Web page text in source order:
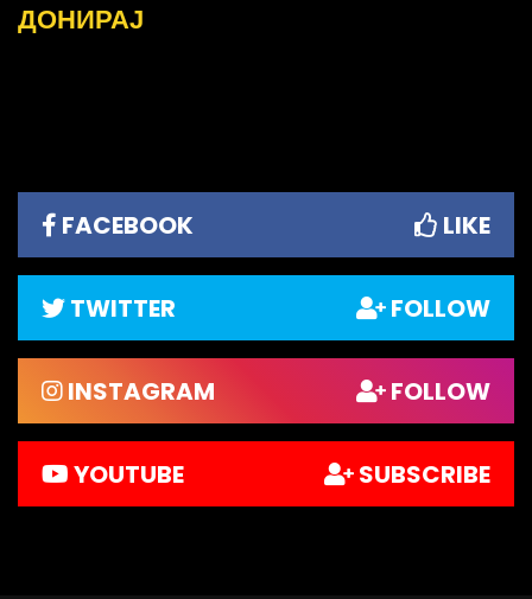
ДОНИРАЈ
FACEBOOK LIKE
TWITTER FOLLOW
INSTAGRAM FOLLOW
YOUTUBE SUBSCRIBE